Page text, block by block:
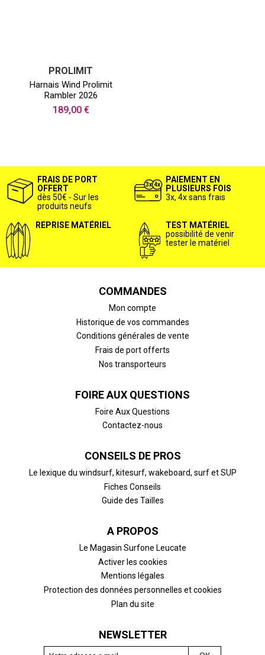
PROLIMIT
Harnais Wind Prolimit
Rambler 2026
189,00 €
FRAIS DE PORT
OFFERT
dès 50€ - Sur les
produits neufs
PAIEMENT EN
PLUSIEURS FOIS
3x, 4x sans frais
REPRISE MATÉRIEL
TEST MATÉRIEL
possibilité de venir
tester le matériel
COMMANDES
Mon compte
Historique de vos commandes
Conditions générales de vente
Frais de port offerts
Nos transporteurs
FOIRE AUX QUESTIONS
Foire Aux Questions
Contactez-nous
CONSEILS DE PROS
Le lexique du windsurf, kitesurf, wakeboard, surf et SUP
Fiches Conseils
Guide des Tailles
A PROPOS
Le Magasin Surfone Leucate
Activer les cookies
Mentions légales
Protection des données personnelles et cookies
Plan du site
NEWSLETTER